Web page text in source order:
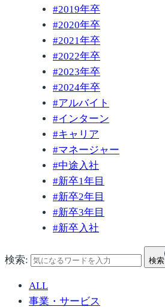
#2019年卒
#2020年卒
#2021年卒
#2022年卒
#2023年卒
#2024年卒
#アルバイト
#インターン
#キャリア
#マネージャー
#中途入社
#新卒1年目
#新卒2年目
#新卒3年目
#新卒入社
検索: 検索
ALL
事業・サービス